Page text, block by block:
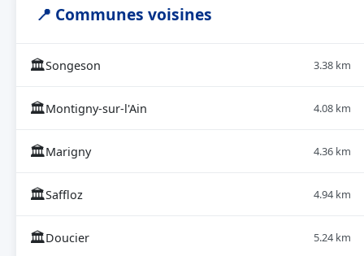
📍 Communes voisines
🏛Songeson 3.38 km
🏛Montigny-sur-l'Ain 4.08 km
🏛Marigny 4.36 km
🏛Saffloz 4.94 km
🏛Doucier 5.24 km